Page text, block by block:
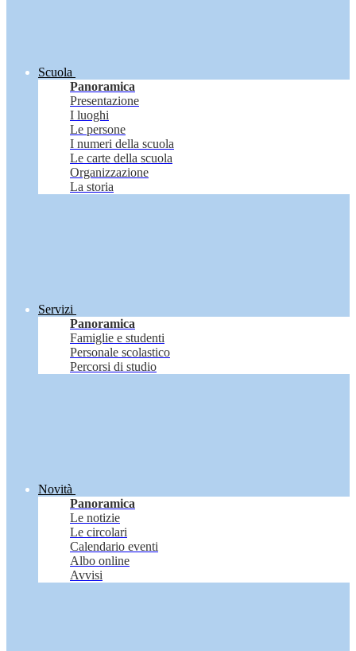
Scuola
Panoramica
Presentazione
I luoghi
Le persone
I numeri della scuola
Le carte della scuola
Organizzazione
La storia
Servizi
Panoramica
Famiglie e studenti
Personale scolastico
Percorsi di studio
Novità
Panoramica
Le notizie
Le circolari
Calendario eventi
Albo online
Avvisi